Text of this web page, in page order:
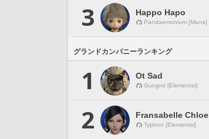
3 Happo Hapo
Pandaemonium [Mana]
グランドカンパニーランキング
1 Ot Sad
Gungnir [Elemental]
2 Fransabelle Chloe
Typhon [Elemental]